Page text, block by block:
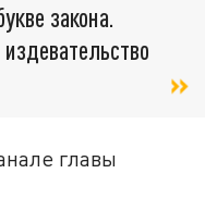
закона.
главы